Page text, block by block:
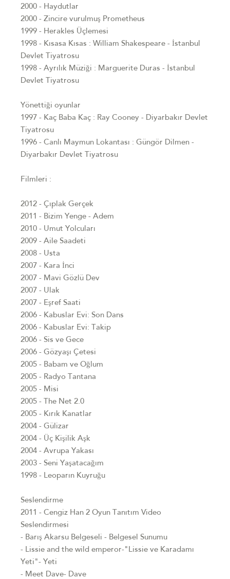
2000 - Haydutlar
2000 - Zincire vurulmuş Prometheus
1999 - Herakles Üçlemesi
1998 - Kısasa Kısas : William Shakespeare - İstanbul
Devlet Tiyatrosu
1998 - Ayrılık Müziği : Marguerite Duras - İstanbul
Devlet Tiyatrosu
Yönettiği oyunlar
1997 - Kaç Baba Kaç : Ray Cooney - Diyarbakır Devlet
Tiyatrosu
1996 - Canlı Maymun Lokantası : Güngör Dilmen -
Diyarbakır Devlet Tiyatrosu
Filmleri :
2012 - Çıplak Gerçek
2011 - Bizim Yenge - Adem
2010 - Umut Yolcuları
2009 - Aile Saadeti
2008 - Usta
2007 - Kara İnci
2007 - Mavi Gözlü Dev
2007 - Ulak
2007 - Eşref Saati
2006 - Kabuslar Evi: Son Dans
2006 - Kabuslar Evi: Takip
2006 - Sis ve Gece
2006 - Gözyaşı Çetesi
2005 - Babam ve Oğlum
2005 - Radyo Tantana
2005 - Misi
2005 - The Net 2.0
2005 - Kırık Kanatlar
2004 - Gülizar
2004 - Üç Kişilik Aşk
2004 - Avrupa Yakası
2003 - Seni Yaşatacağım
1998 - Leoparın Kuyruğu
Seslendirme
2011 - Cengiz Han 2 Oyun Tanıtım Video
Seslendirmesi
- Barış Akarsu Belgeseli - Belgesel Sunumu
- Lissie and the wild emperor-"Lissie ve Karadamı
Yeti"- Yeti
- Meet Dave- Dave